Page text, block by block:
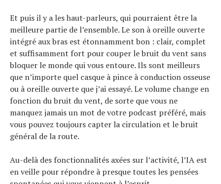
Et puis il y a les haut-parleurs, qui pourraient être la
meilleure partie de l’ensemble. Le son à oreille ouverte
intégré aux bras est étonnamment bon : clair, complet
et suffisamment fort pour couper le bruit du vent sans
bloquer le monde qui vous entoure. Ils sont meilleurs
que n’importe quel casque à pince à conduction osseuse
ou à oreille ouverte que j’ai essayé. Le volume change en
fonction du bruit du vent, de sorte que vous ne
manquez jamais un mot de votre podcast préféré, mais
vous pouvez toujours capter la circulation et le bruit
général de la route.
Au-delà des fonctionnalités axées sur l’activité, l’IA est
en veille pour répondre à presque toutes les pensées